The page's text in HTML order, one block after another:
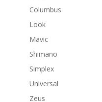
Columbus
Look
Mavic
Shimano
Simplex
Universal
Zeus